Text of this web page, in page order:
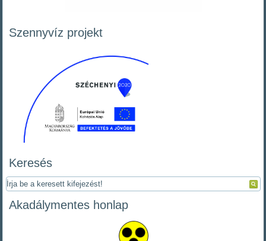
Szennyvíz projekt
Keresés
Akadálymentes honlap